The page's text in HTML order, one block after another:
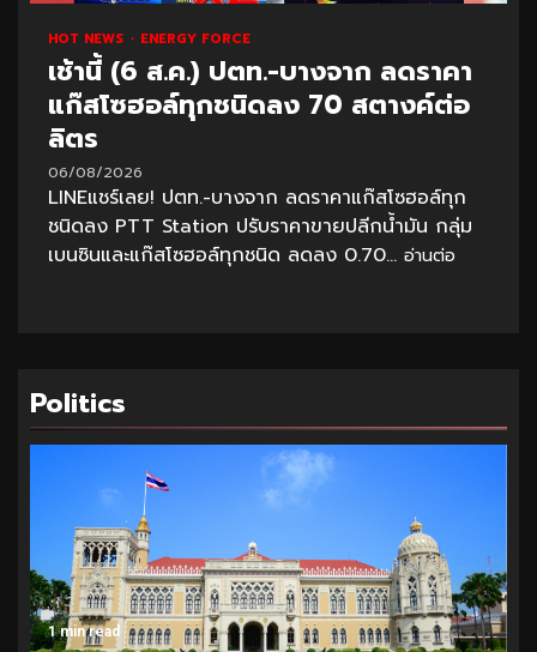
HOT NEWS ENERGY FORCE
เช้านี้ (6 ส.ค.) ปตท.-บางจาก ลดราคา
แก๊สโซฮอล์ทุกชนิดลง 70 สตางค์ต่อ
ลิตร
06/08/2026
LINEแชร์เลย! ปตท.-บางจาก ลดราคาแก๊สโซฮอล์ทุก
ชนิดลง PTT Station ปรับราคาขายปลีกน้ำมัน กลุ่ม
เบนซินและแก๊สโซฮอล์ทุกชนิด ลดลง 0.70... อ่านต่อ
Politics
1 min read